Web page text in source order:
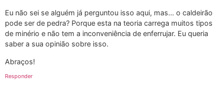
Eu não sei se alguém já perguntou isso aqui, mas… o caldeirão
pode ser de pedra? Porque esta na teoria carrega muitos tipos
de minério e não tem a inconveniência de enferrujar. Eu queria
saber a sua opinião sobre isso.
Abraços!
Responder